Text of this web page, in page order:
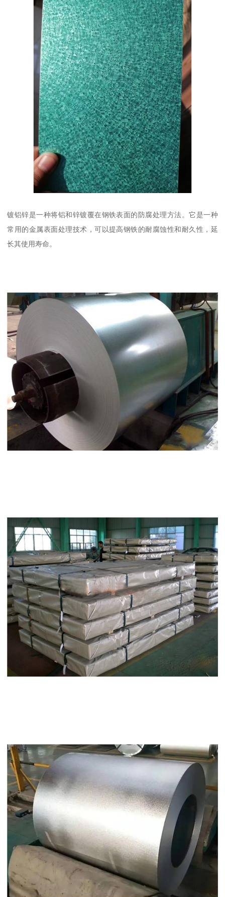
镀铝锌是一种将铝和锌镀覆在钢铁表面的防腐处理方法。它是一种
常用的金属表面处理技术，可以提高钢铁的耐腐蚀性和耐久性，延
长其使用寿命。